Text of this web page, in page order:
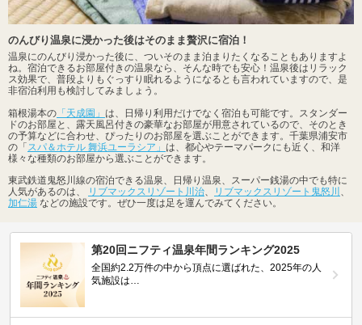
のんびり温泉に浸かった後はそのまま贅沢に宿泊！
温泉にのんびり浸かった後に、ついそのまま泊まりたくなることもありますよ
ね。宿泊できるお部屋付きの温泉なら、そんな時でも安心！温泉後はリラック
ス効果で、普段よりもぐっすり眠れるようになるとも言われていますので、是
非宿泊利用も検討してみましょう。
箱根湯本の 「天成園」 は、日帰り利用だけでなく宿泊も可能です。スタンダー
ドのお部屋と、露天風呂付きの豪華なお部屋が用意されているので、そのとき
の予算などに合わせ、ぴったりのお部屋を選ぶことができます。千葉県浦安市
の「 スパ＆ホテル 舞浜ユーラシア」 は、都心やテーマパークにも近く、和洋
様々な種類のお部屋から選ぶことができます。
東武鉄道鬼怒川線の宿泊できる温泉、日帰り温泉、スーパー銭湯の中でも特に
人気があるのは、
リブマックスリゾート川治 リブマックスリゾート鬼怒川
加仁湯 などの施設です。ぜひ一度は足を運んでみてください。
第20回ニフティ温泉年間ランキング2025
全国約2.2万件の中から頂点に選ばれた、2025年の人
気施設は…